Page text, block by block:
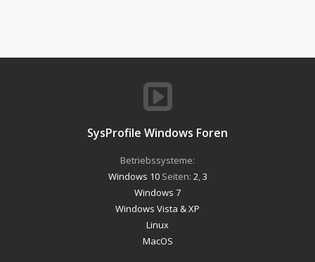
SysProfile Windows Foren
Betriebssysteme:
Windows 10Seiten: 2 3
Windows 7
Windows Vista & XP
Linux
MacOS